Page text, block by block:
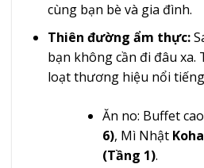
cùng bạn bè và gia đình.
Thiên đường ẩm thực:
bạn không cần đi đâu xa.
loạt thương hiệu nổi
Ăn no: Buffet
6), Mì Nhật
(Tầng 1).